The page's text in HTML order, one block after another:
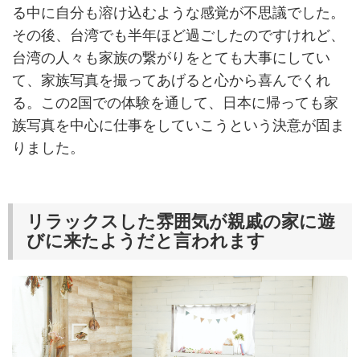
る中に自分も溶け込むような感覚が不思議でした。
その後、台湾でも半年ほど過ごしたのですけれど、
台湾の人々も家族の繋がりをとても大事にしてい
て、家族写真を撮ってあげると心から喜んでくれ
る。この2国での体験を通して、日本に帰っても家
族写真を中心に仕事をしていこうという決意が固ま
りました。
リラックスした雰囲気が親戚の家に遊
びに来たようだと言われます